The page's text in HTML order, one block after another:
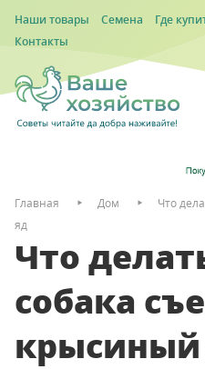
Наши товары Семена Где
Контакты
Главная Дом
Что
яд
Что
собака